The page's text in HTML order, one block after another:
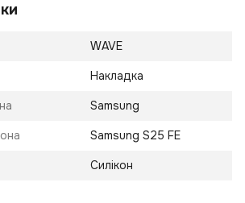
WAVE
Накладка
Samsung
Samsung S25 FE
Силікон